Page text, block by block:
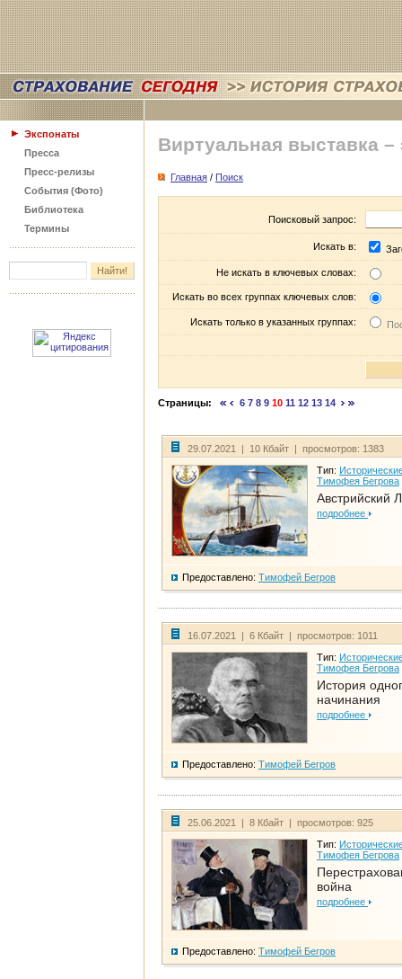
Экспонаты
Пресса
Пресс-релизы
События (Фото)
Библиотека
Термины
Виртуальная выставка –
Главная / Поиск
Поисковый запрос:
Искать в:
Не искать в ключевых словах:
Искать во всех группах ключевых слов:
Искать только в указанных группах:
Страницы: 6 7 8 9 10 11 12 13 14
29.07.2021 | 10 Кбайт | просмотров: 1383
Тип:
Тимофея Бегрова
Австрийский
подробнее
Предоставлено: Тимофей Бегров
16.07.2021 | 6 Кбайт | просмотров: 1011
Тип:
Тимофея Бегрова
История
начинания
подробнее
Предоставлено: Тимофей Бегров
25.06.2021 | 8 Кбайт | просмотров: 925
Тип:
Тимофея Бегрова
война
подробнее
Предоставлено: Тимофей Бегров